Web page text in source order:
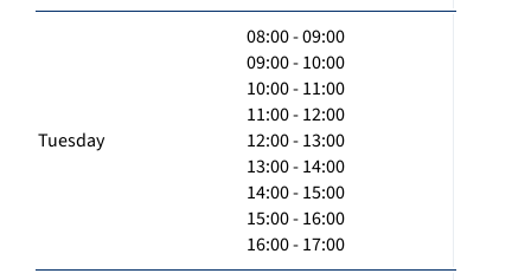
Tuesday
08:00 - 09:00
09:00 - 10:00
10:00 - 11:00
11:00 - 12:00
12:00 - 13:00
13:00 - 14:00
14:00 - 15:00
15:00 - 16:00
16:00 - 17:00